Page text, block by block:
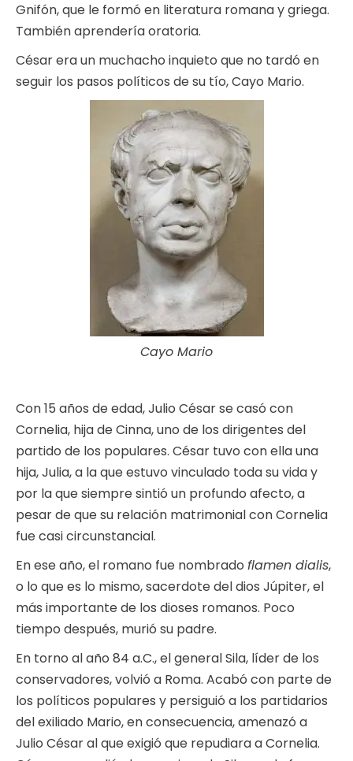
Gnifón, que le formó en literatura romana y griega.
También aprendería oratoria.
César era un muchacho inquieto que no tardó en
seguir los pasos políticos de su tío, Cayo Mario.
Cayo Mario
Con 15 años de edad, Julio César se casó con
Cornelia, hija de Cinna, uno de los dirigentes del
partido de los populares. César tuvo con ella una
hija, Julia, a la que estuvo vinculado toda su vida y
por la que siempre sintió un profundo afecto, a
pesar de que su relación matrimonial con Cornelia
fue casi circunstancial.
En ese año, el romano fue nombrado flamen dialis,
o lo que es lo mismo, sacerdote del dios Júpiter, el
más importante de los dioses romanos. Poco
tiempo después, murió su padre.
En torno al año 84 a.C., el general Sila, líder de los
conservadores, volvió a Roma. Acabó con parte de
los políticos populares y persiguió a los partidarios
del exiliado Mario, en consecuencia, amenazó a
Julio César al que exigió que repudiara a Cornelia.